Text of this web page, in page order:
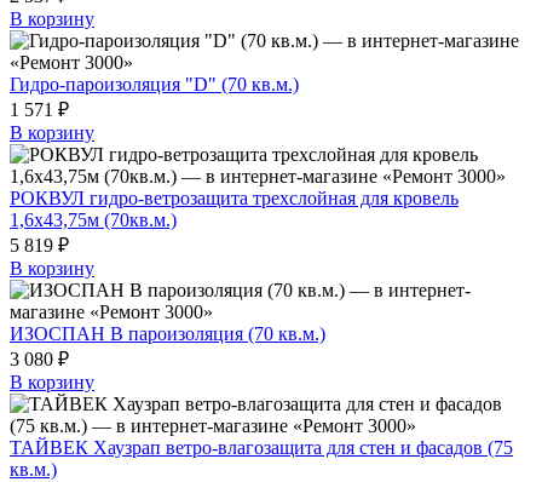
В корзину
Гидро-пароизоляция "D" (70 кв.м.)
1 571 ₽
В корзину
РОКВУЛ гидро-ветрозащита трехслойная для кровель
1,6х43,75м (70кв.м.)
5 819 ₽
В корзину
ИЗОСПАН В пароизоляция (70 кв.м.)
3 080 ₽
В корзину
ТАЙВЕК Хаузрап ветро-влагозащита для стен и фасадов (75
кв.м.)